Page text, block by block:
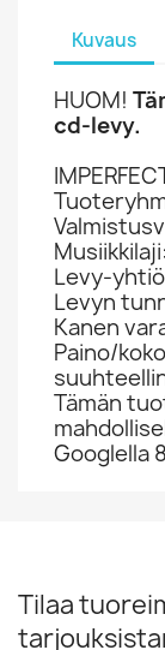
Kuvaus
HUOM!
cd-levy.
Levy-yhtiö
Levyn
Kanen
Paino/
Tämän
Googlella
Tilaa